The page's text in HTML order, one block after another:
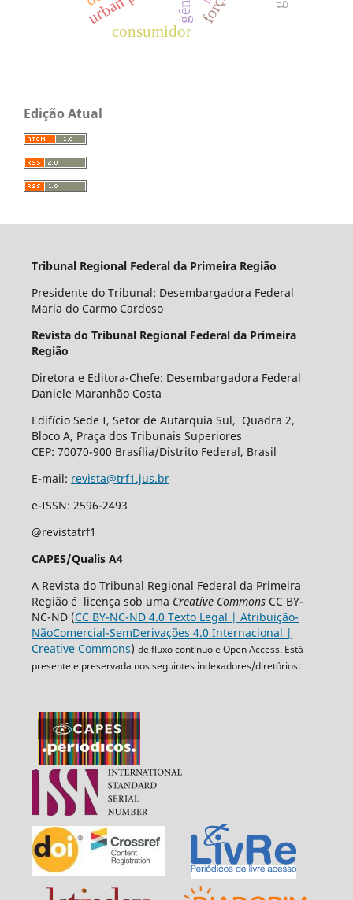
consumidor
Edição Atual
Tribunal Regional Federal da Primeira Região
Presidente do Tribunal: Desembargadora Federal
Maria do Carmo Cardoso
Revista do Tribunal Regional Federal da Primeira
Região
Diretora e Editora-Chefe: Desembargadora Federal
Daniele Maranhão Costa
Edifício Sede I, Setor de Autarquia Sul, Quadra 2,
Bloco A, Praça dos Tribunais Superiores
CEP: 70070-900 Brasília/Distrito Federal, Brasil
E-mail: revista@trf1.jus.br
e-ISSN: 2596-2493
@revistatrf1
CAPES/Qualis A4
A Revista do Tribunal Regional Federal da Primeira
Região é licença sob uma Creative CommonsCC BY-
NC-ND (CC BY-NC-ND 4.0 Texto Legal | Atribuição-
NãoComercial-SemDerivações 4.0 Internacional |
Creative Commons) de fluxo contínuo e Open Access. Está
presente e preservada nos seguintes indexadores/diretórios: